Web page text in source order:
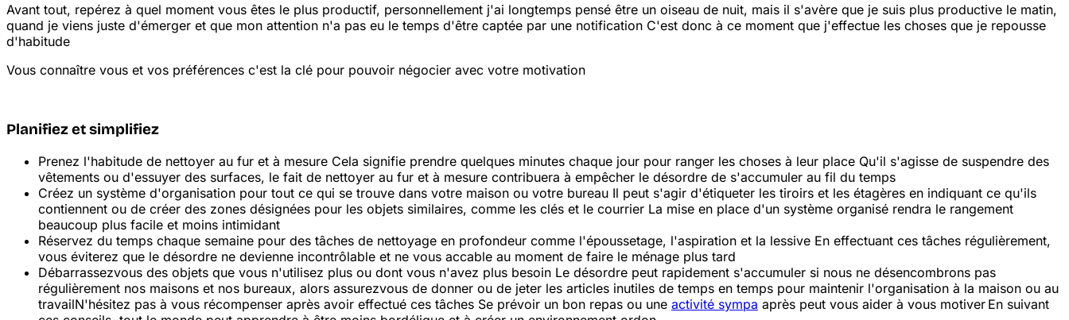
Avant tout, repérez à quel moment vous êtes le plus productif, personnellement j'ai longtemps pensé être un oiseau de nuit, mais il s'avère que je suis plus productive le matin,
quand je viens juste d'émerger et que mon attention n'a pas eu le temps d'être captée par une notification C'est donc à ce moment que j'effectue les choses que je repousse
d'habitude
Vous connaître vous et vos préférences c'est la clé pour pouvoir négocier avec votre motivation
Planifiez et simplifiez
Prenez l'habitude de nettoyer au fur et à mesure Cela signifie prendre quelques minutes chaque jour pour ranger les choses à leur place Qu'il s'agisse de suspendre des
vêtements ou d'essuyer des surfaces, le fait de nettoyer au fur et à mesure contribuera à empêcher le désordre de s'accumuler au fil du temps
Créez un système d'organisation pour tout ce qui se trouve dans votre maison ou votre bureau Il peut s'agir d'étiqueter les tiroirs et les étagères en indiquant ce qu'ils
contiennent ou de créer des zones désignées pour les objets similaires, comme les clés et le courrier La mise en place d'un système organisé rendra le rangement
beaucoup plus facile et moins intimidant
Réservez du temps chaque semaine pour des tâches de nettoyage en profondeur comme l'époussetage, l'aspiration et la lessive En effectuant ces tâches régulièrement,
vous éviterez que le désordre ne devienne incontrôlable et ne vous accable au moment de faire le ménage plus tard
Débarrassezvous des objets que vous n'utilisez plus ou dont vous n'avez plus besoin Le désordre peut rapidement s'accumuler si nous ne désencombrons pas
régulièrement nos maisons et nos bureaux, alors assurezvous de donner ou de jeter les articles inutiles de temps en temps pour maintenir l'organisation à la maison ou au
travailN'hésitez pas à vous récompenser après avoir effectué ces tâches Se prévoir un bon repas ou une activité sympa après peut vous aider à vous motiver En suivant